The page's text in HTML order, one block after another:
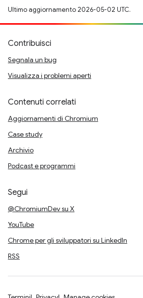
Ultimo aggiornamento 2026-05-02 UTC.
Contribuisci
Segnala un bug
Visualizza i problemi aperti
Contenuti correlati
Aggiornamenti di Chromium
Case study
Archivio
Podcast e programmi
Segui
@ChromiumDev su X
YouTube
Chrome per gli sviluppatori su LinkedIn
RSS